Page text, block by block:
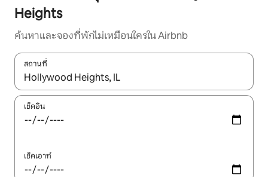
Heights
ค้นหาและจองที่พักไม่เหมือนใครใน Airbnb
สถานที่
ใช้ลูกศรขึ้นลง หรือใช้การสัมผัสหรือปัด เพื่อสำรวจผลการค้นหา
เช็คอิน
เช็คเอาท์